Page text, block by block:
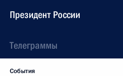
Президент России
Телеграммы
События